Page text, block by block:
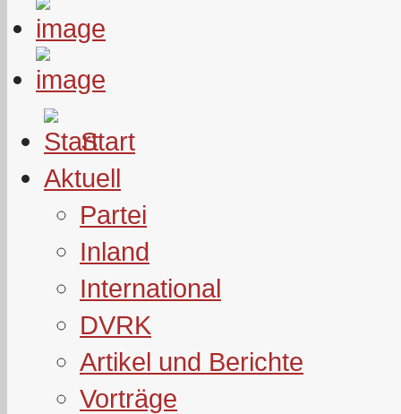
Start
Aktuell
Partei
Inland
International
DVRK
Artikel und Berichte
Vorträge